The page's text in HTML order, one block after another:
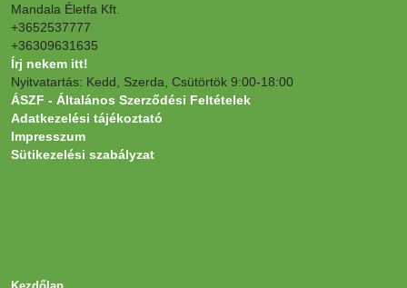
Mandala Életfa Kft.
+3652537777
+36309631635
Írj nekem itt!
Nyitvatartás: Kedd, Szerda, Csütörtök 9:00-18:00
ÁSZF - Általános Szerződési Feltételek
Adatkezelési tájékoztató
Impresszum
Sütikezelési szabályzat